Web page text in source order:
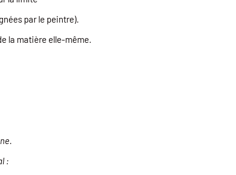
par le peintre).
la matière elle-même.
: